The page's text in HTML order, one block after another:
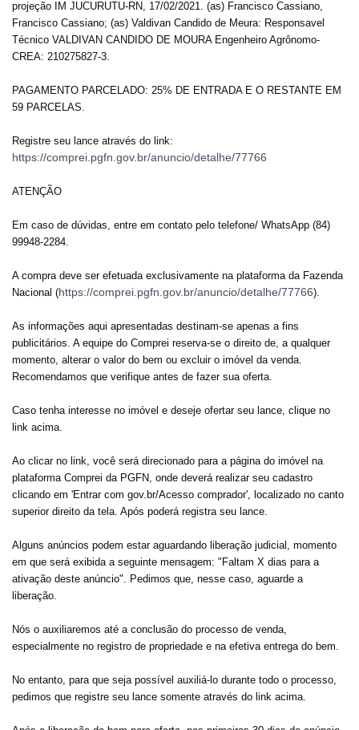
projeção IM JUCURUTU-RN, 17/02/2021. (as) Francisco Cassiano,
Francisco Cassiano; (as) Valdivan Candido de Meura: Responsavel
Técnico VALDIVAN CANDIDO DE MOURA Engenheiro Agrônomo-
CREA: 210275827-3.
PAGAMENTO PARCELADO: 25% DE ENTRADA E O RESTANTE EM
59 PARCELAS.
Registre seu lance através do link:
https://comprei.pgfn.gov.br/anuncio/detalhe/77766
ATENÇÃO
Em caso de dúvidas, entre em contato pelo telefone/ WhatsApp (84)
99948-2284.
A compra deve ser efetuada exclusivamente na plataforma da Fazenda
Nacional (https://comprei.pgfn.gov.br/anuncio/detalhe/77766).
As informações aqui apresentadas destinam-se apenas a fins
publicitários. A equipe do Comprei reserva-se o direito de, a qualquer
momento, alterar o valor do bem ou excluir o imóvel da venda.
Recomendamos que verifique antes de fazer sua oferta.
Caso tenha interesse no imóvel e deseje ofertar seu lance, clique no
link acima.
Ao clicar no link, você será direcionado para a página do imóvel na
plataforma Comprei da PGFN, onde deverá realizar seu cadastro
clicando em 'Entrar com gov.br/Acesso comprador', localizado no canto
superior direito da tela. Após poderá registra seu lance.
Alguns anúncios podem estar aguardando liberação judicial, momento
em que será exibida a seguinte mensagem: "Faltam X dias para a
ativação deste anúncio". Pedimos que, nesse caso, aguarde a
liberação.
Nós o auxiliaremos até a conclusão do processo de venda,
especialmente no registro de propriedade e na efetiva entrega do bem.
No entanto, para que seja possível auxiliá-lo durante todo o processo,
pedimos que registre seu lance somente através do link acima.